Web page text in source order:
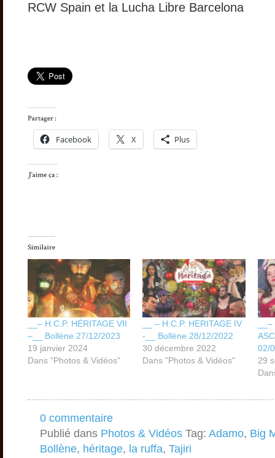
RCW Spain et la Lucha Libre Barcelona
Facebook X Plus
__– H.C.P. HÉRITAGE VII
–__ Bollène 27/12/2023
19 janvier 2024
Dans "Photos & Vidéos"
__ – H.C.P. HERITAGE IV
-__ Bollène 28/12/2022
30 décembre 2022
Dans "Photos & Vidéos"
02/
29
0 commentaire
Publié dans Photos & Vidéos Tag: Adamo, Big
Bollène, héritage, la ruffa, Tajiri